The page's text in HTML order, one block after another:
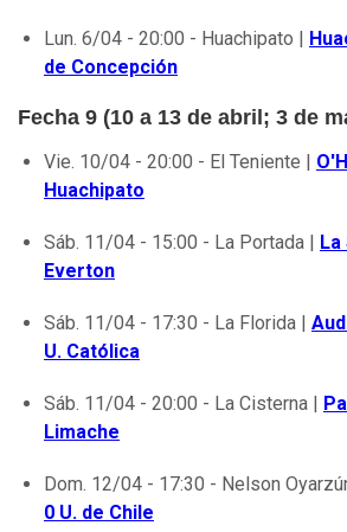
Lun. 6/04 - 20:00 - Huachipato |
de Concepción
Fecha 9 (10 a 13 de abril; 3 de
Vie. 10/04 - 20:00 - El Teniente |
Huachipato
Sáb. 11/04 - 15:00 - La Portada |
Everton
Sáb. 11/04 - 17:30 - La Florida |
U. Católica
Sáb. 11/04 - 20:00 - La Cisterna |
Limache
Dom. 12/04 - 17:30 - Nelson
0 U. de Chile